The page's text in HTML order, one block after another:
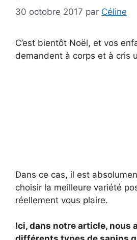
30 octobre 2017 par Céline
C’est bientôt Noël, et vos
demandent à corps et à cris
Dans ce cas, il est
choisir la meilleure variété
réellement vous plaire.
Ici, dans notre article, nous